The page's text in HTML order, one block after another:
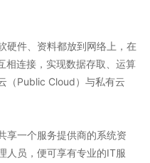
硬件、资料都放到网络上，在
相连接，实现数据存取、运算
（Public Cloud）与私有云
享一个服务提供商的系统资
人员，便可享有专业的IT服